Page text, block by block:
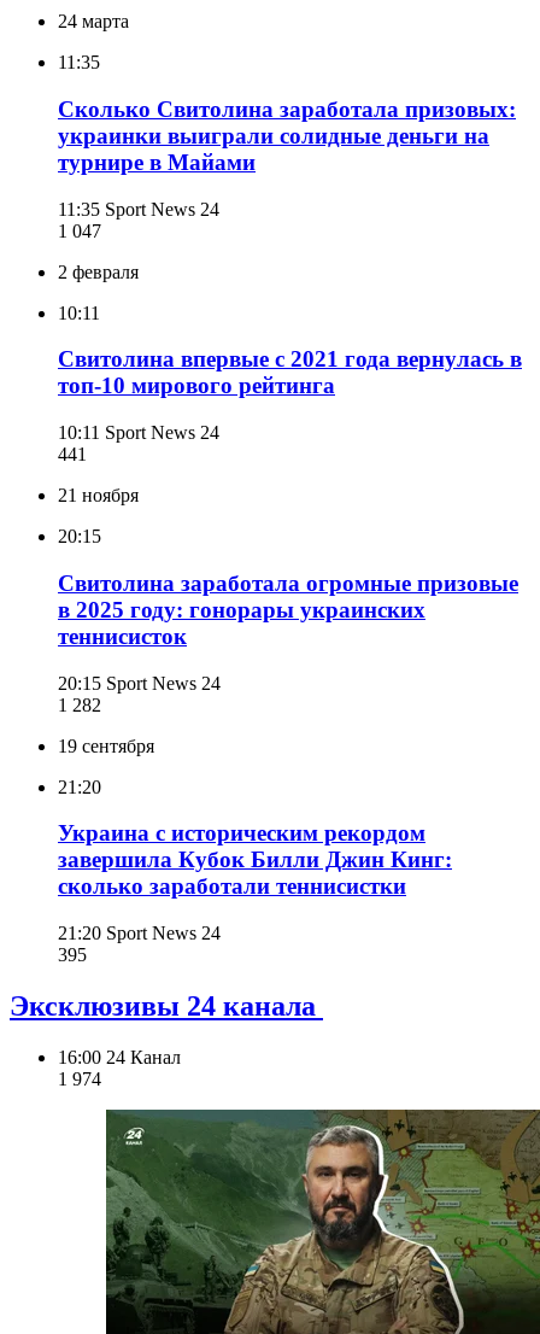
24 марта
11:35
Сколько Свитолина заработала призовых:
украинки выиграли солидные деньги на
турнире в Майами
11:35 Sport News 24
1 047
2 февраля
10:11
Свитолина впервые с 2021 года вернулась в
топ-10 мирового рейтинга
10:11 Sport News 24
441
21 ноября
20:15
Свитолина заработала огромные призовые
в 2025 году: гонорары украинских
теннисисток
20:15 Sport News 24
1 282
19 сентября
21:20
Украина с историческим рекордом
завершила Кубок Билли Джин Кинг:
сколько заработали теннисистки
21:20 Sport News 24
395
Эксклюзивы 24 канала
16:00 24 Канал
1 974